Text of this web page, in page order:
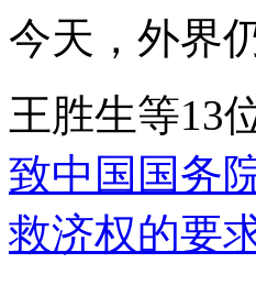
今天，外界
王胜生等13
致中国国务
救济权的要